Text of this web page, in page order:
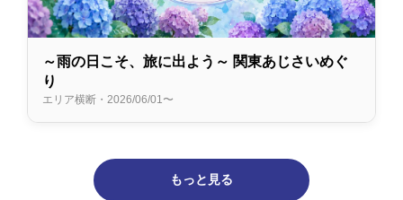
～雨の日こそ、旅に出よう～ 関東あじさいめぐ
り
エリア横断・2026/06/01〜
もっと見る